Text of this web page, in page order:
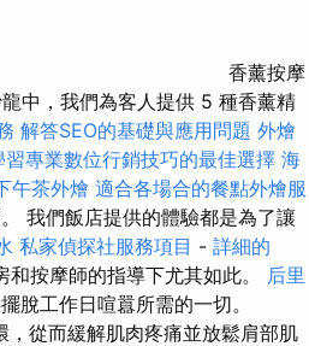
香薰按摩
中，我們為客人提供 5 種香薰精
解答SEO的基礎與應用問題 外燴
習專業數位行銷技巧的最佳選擇 海
午茶外燴 適合各場合的餐點外燴服
我們飯店提供的體驗都是為了讓
私家偵探社服務項目 - 詳細的
按摩師的指導下尤其如此。 后里
脫工作日喧囂所需的一切。
從而緩解肌肉疼痛並放鬆肩部肌